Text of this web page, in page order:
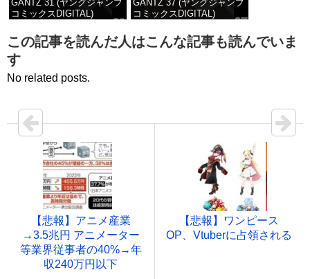
GANTZ 31 (ヤングジャンプ
コミックスDIGITAL)
価格：¥647
GANTZ 37 (ヤングジャンプ
コミックスDIGITAL)
価格：¥647
この記事を読んだ人はこんな記事も読んでいま
す
No related posts.
【悲報】アニメ産業
→3.5兆円 アニメーター
等業界従事者の40%→年
収240万円以下
【悲報】ワンピース
OP、Vtuberに占領される